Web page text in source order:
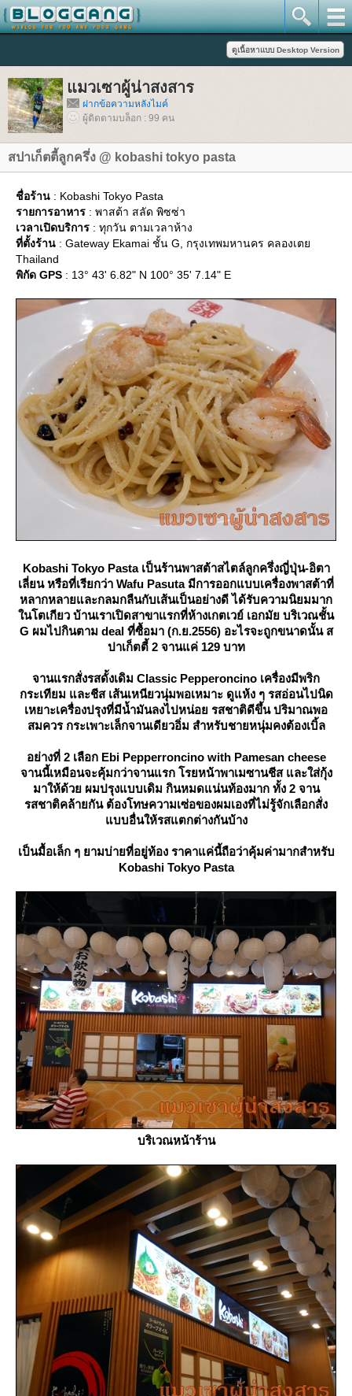
มวเซาผู้น่าสงสาร
ฝากข้อความหลังไมค์
ผู้ติดตามบล็อก : 99 คน
สปาเก็ตตี้ลูกครึ่ง @ kobashi tokyo pasta
ชื่อร้าน : Kobashi Tokyo Pasta
รายการอาหาร : พาสต้า สลัด พิซซ่า
เวลาเปิดบริการ : ทุกวัน ตามเวลาห้าง
ที่ตั้งร้าน : Gateway Ekamai ชั้น G, กรุงเทพมหานคร คลองเต
Thailand
พิกัด GPS : 13° 43' 6.82" N 100° 35' 7.14" E
Kobashi Tokyo Pasta เป็นร้านพาสต้าสไตล์ลูกครึ่งญี่ปุ่น-อิตา
เลี่ยน หรือที่เรียกว่า Wafu Pasuta มีการออกแบบเครื่องพาสต้าที่
หลากหลายและกลมกลืนกับเส้นเป็นอย่างดี ได้รับความนิยมมาก
นโตเกียว บ้านเราเปิดสาขาแรกที่ห้างเกตเวย์ เอกมัย บริเวณชั้น
G ผมไปกินตาม deal ที่ซื้อมา (ก.ย.2556) อะไรจะถูกขนาดนั้น ส
ปาเก็ตตี้ 2 จานแค่ 129 บาท
จานแรกสั่งรสดั้งเดิม Classic Pepperoncino เครื่องมีพริก
กระเทียม และชีส เส้นเหนียวนุ่มพอเหมาะ ดูแห้ง ๆ รสอ่อนไปนิด
เหยาะเครื่องปรุงที่มีน้ำมันลงไปหน่อย รสชาติดีขึ้น ปริมาณพอ
สมควร กระเพาะเล็กจานเดียวอิ่ม สำหรับชายหนุ่มคงต้องเบิ้ล
อย่างที่ 2 เลือก Ebi Pepperroncino with Pamesan cheese
จานนี้เหมือนจะคุ้มกว่าจานแรก โรยหน้าพาเมซานชีส และใส่กุ้ง
มาให้ด้วย ผมปรุงแบบเดิม กินหมดแน่นท้องมาก ทั้ง 2 จาน
รสชาติคล้ายกัน ต้องโทษความเซ่อของผมเองที่ไม่รู้จักเลือกสั่ง
บบอื่นให้รสแตกต่างกันบ้าง
เป็นมื้อเล็ก ๆ ยามบ่ายที่อยู่ท้อง ราคาแค่นี้ถือว่าคุ้มค่ามากสำหรับ
Kobashi Tokyo Pasta
บริเวณหน้าร้าน